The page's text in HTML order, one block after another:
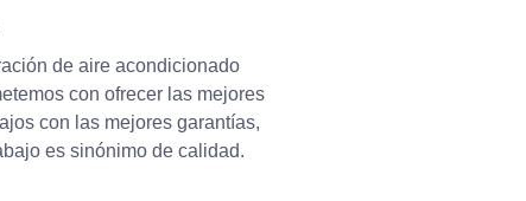
de aire acondicionado
con ofrecer las mejores
con las mejores garantías,
es sinónimo de calidad.